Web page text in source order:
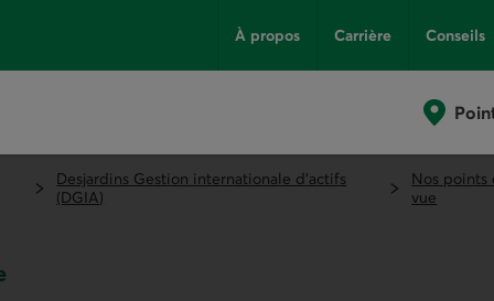
À propos Carrière Conseils
Desjardins Gestion internationale d’actifs
(DGIA)
Nos points
vue